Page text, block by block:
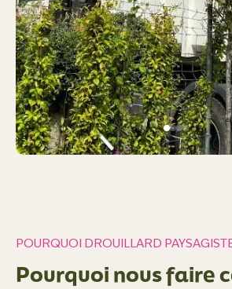
POURQUOI DROUILLARD
Pourquoi nous faire